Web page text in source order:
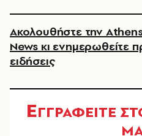
Ακολουθήστε την
News κι ενημερωθείτε
ειδήσεις
ΕΓΓΡΑΦΕΙΤΕ